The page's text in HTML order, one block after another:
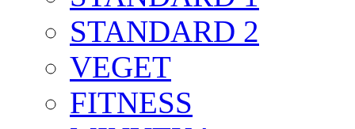
STANDARD 2
VEGET
FITNESS